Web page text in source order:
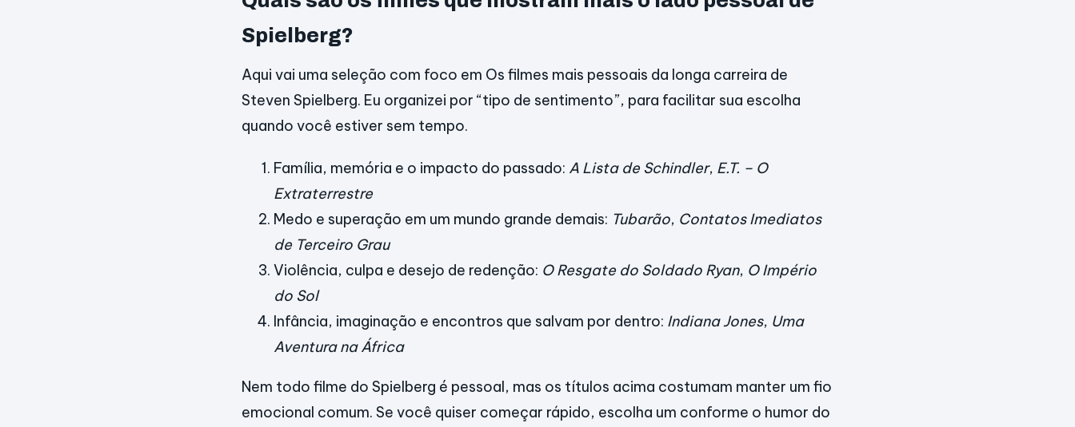
Spielberg?
Aqui vai uma seleção com foco em Os filmes mais pessoais da longa carreira de
Steven Spielberg. Eu organizei por “tipo de sentimento”, para facilitar sua escolha
quando você estiver sem tempo.
Família, memória e o impacto do passado: A Lista de Schindler, E.T. – O
Extraterrestre
Medo e superação em um mundo grande demais: Tubarão, Contatos Imediatos
de Terceiro Grau
Violência, culpa e desejo de redenção: O Resgate do Soldado Ryan, O Império
do Sol
Infância, imaginação e encontros que salvam por dentro: Indiana Jones, Uma
Aventura na África
Nem todo filme do Spielberg é pessoal, mas os títulos acima costumam manter um fio
emocional comum. Se você quiser começar rápido, escolha um conforme o humor do